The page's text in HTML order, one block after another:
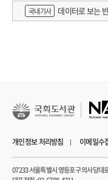
책 논의
국내기사 데이터로 보는
개인정보 처리방침 이메일수
07233 서울특별시 영등포구 의사당대